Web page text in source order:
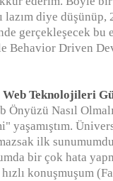
lazım diye düşünüp,
gerçekleşecek
Behavior Driven
Web Teknolojileri
Önyüzü Nasıl
yaşamıştım.
ilk
bir çok hata
konuşmuşum